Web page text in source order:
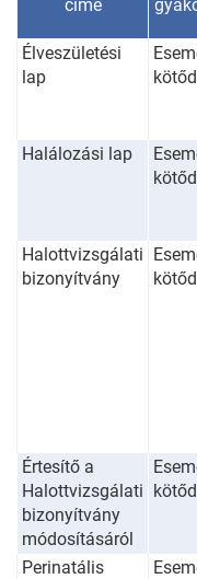
címe
Élveszületési
lap
Halálozási lap
Halottvizsgálati
bizonyítvány
Értesítő a
Halottvizsgálati
bizonyítvány
módosításáról
Perinatális